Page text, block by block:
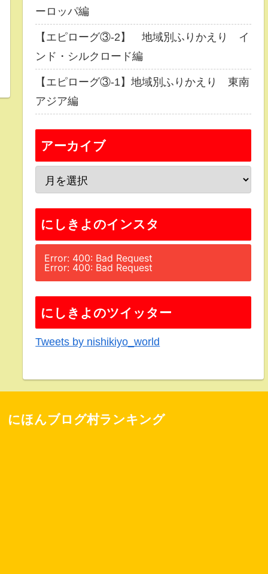
ーロッパ編
【エピローグ③-2】 地域別ふりかえり イ
ンド・シルクロード編
【エピローグ③-1】地域別ふりかえり 東南
アジア編
アーカイブ
にしきよのインスタ
Error: 400: Bad Request
Error: 400: Bad Request
にしきよのツイッター
Tweets by nishikiyo_world
にほんブログ村ランキング